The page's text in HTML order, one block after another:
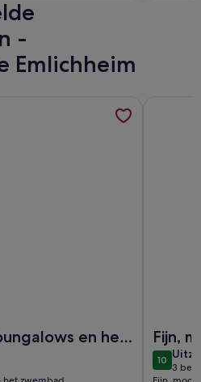
-
Emlichheim
en het
familiehuis voor 10
Fijn,
1010 op 10
3
(3